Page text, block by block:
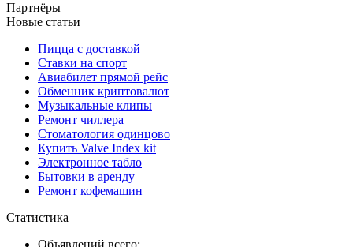
Партнёры
Новые статьи
Пицца с доставкой
Ставки на спорт
Авиабилет прямой рейс
Обменник криптовалют
Музыкальные клипы
Ремонт чиллера
Стоматология одинцово
Купить Valve Index kit
Электронное табло
Бытовки в аренду
Ремонт кофемашин
Статистика
Объявлений всего: